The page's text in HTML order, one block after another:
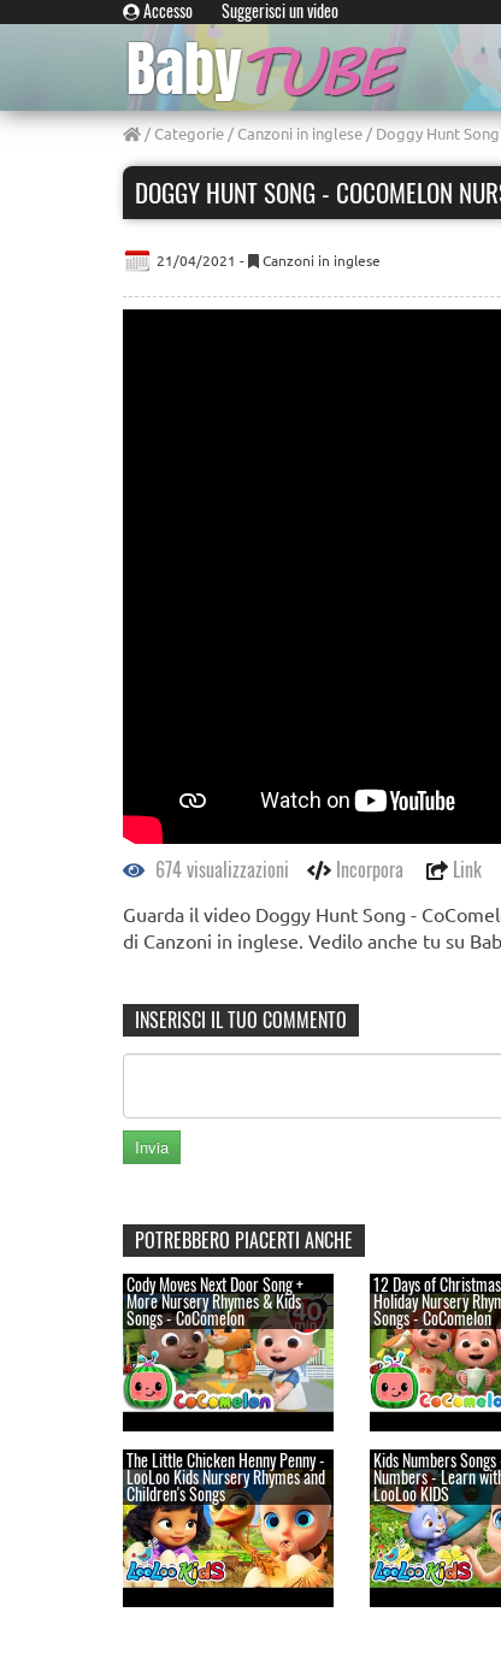
Accesso Suggerisci un video
/Categorie/Canzoni in inglese/ Doggy Hunt Song
DOGGY HUNT SONG - COCOMELON
21/04/2021 - Canzoni in inglese
674 visualizzazioni Incorpora Link
Guarda il video Doggy Hunt Song -
di Canzoni in inglese. Vedilo anche tu su
INSERISCI IL TUO COMMENTO
POTREBBERO PIACERTI ANCHE
Cody Moves Next Door Song +
More Nursery Rhymes & Kids
Songs - CoComelon
12 Days of
Holiday Nursery
Songs - CoComelon
The Little Chicken Henny Penny -
LooLoo Kids Nursery Rhymes and
Children's Songs
Kids Numbers
Numbers - Learn
LooLoo KIDS